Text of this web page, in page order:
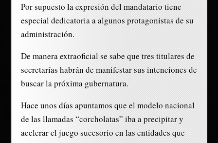
Por supuesto la expresión del mandatario tiene
especial dedicatoria a algunos protagonistas de su
administración.
De manera extraoficial se sabe que tres titulares de
secretarías habrán de manifestar sus intenciones de
buscar la próxima gubernatura.
Hace unos días apuntamos que el modelo nacional
de las llamadas “corcholatas” iba a precipitar y
acelerar el juego sucesorio en las entidades que